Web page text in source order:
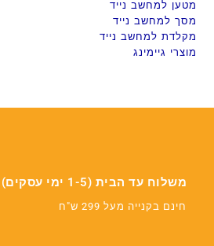
מטען למחשב נייד
מסך למחשב נייד
מקלדת למחשב נייד
מוצרי גיימינג
משלוח עד הבית (1-5 ימי עסקים)
חינם בקנייה מעל 299 ש"ח